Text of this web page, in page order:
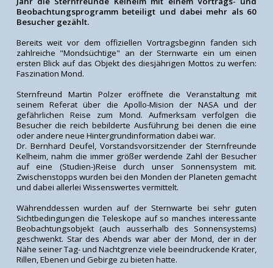
Beobachtungsprogramm beteiligt und dabei mehr als 60
Besucher gezählt.
Bereits weit vor dem offiziellen Vortragsbeginn fanden sich
zahlreiche "Mondsüchtige" an der Sternwarte ein um einen
ersten Blick auf das Objekt des diesjährigen Mottos zu werfen:
Faszination Mond.
Sternfreund Martin Polzer eröffnete die Veranstaltung mit
seinem Referat über die Apollo-Mision der NASA und der
gefährlichen Reise zum Mond. Aufmerksam verfolgen die
Besucher die reich bebilderte Ausführung bei denen die eine
oder andere neue Hintergrundinformation dabei war.
Dr. Bernhard Deufel, Vorstandsvorsitzender der Sternfreunde
Kelheim, nahm die immer größer werdende Zahl der Besucher
auf eine (Studien-)Reise durch unser Sonnensystem mit.
Zwischenstopps wurden bei den Monden der Planeten gemacht
und dabei allerlei Wissenswertes vermittelt.
Währenddessen wurden auf der Sternwarte bei sehr guten
Sichtbedingungen die Teleskope auf so manches interessante
Beobachtungsobjekt (auch ausserhalb des Sonnensystems)
geschwenkt. Star des Abends war aber der Mond, der in der
Nähe seiner Tag- und Nachtgrenze viele beeindruckende Krater,
Rillen, Ebenen und Gebirge zu bieten hatte.